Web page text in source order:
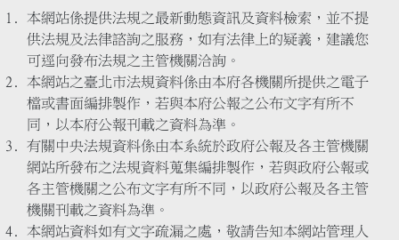
本網站係提供法規之最新動態資訊及資料檢索，並不提
供法規及法律諮詢之服務，如有法律上的疑義，建議您
可逕向發布法規之主管機關洽詢。
本網站之臺北市法規資料係由本府各機關所提供之電子
檔或書面編排製作，若與本府公報之公布文字有所不
同，以本府公報刊載之資料為準。
有關中央法規資料係由本系統於政府公報及各主管機關
網站所發布之法規資料蒐集編排製作，若與政府公報或
各主管機關之公布文字有所不同，以政府公報及各主管
機關刊載之資料為準。
本網站資料如有文字疏漏之處，敬請告知本網站管理人